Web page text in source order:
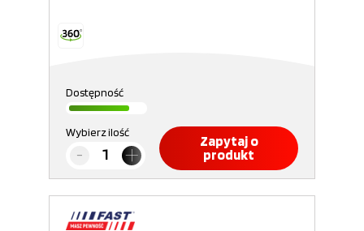
Dostępność
Wybierz ilość
Zapytaj o
produkt